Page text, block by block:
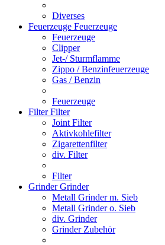
Diverses
Feuerzeuge Feuerzeuge
Feuerzeuge
Clipper
Jet-/ Sturmflamme
Zippo / Benzinfeuerzeuge
Gas / Benzin
Feuerzeuge
FilterFilter
Joint Filter
Aktivkohlefilter
Zigarettenfilter
div. Filter
Filter
GrinderGrinder
Metall Grinder m. Sieb
Metall Grinder o. Sieb
div. Grinder
Grinder Zubehör